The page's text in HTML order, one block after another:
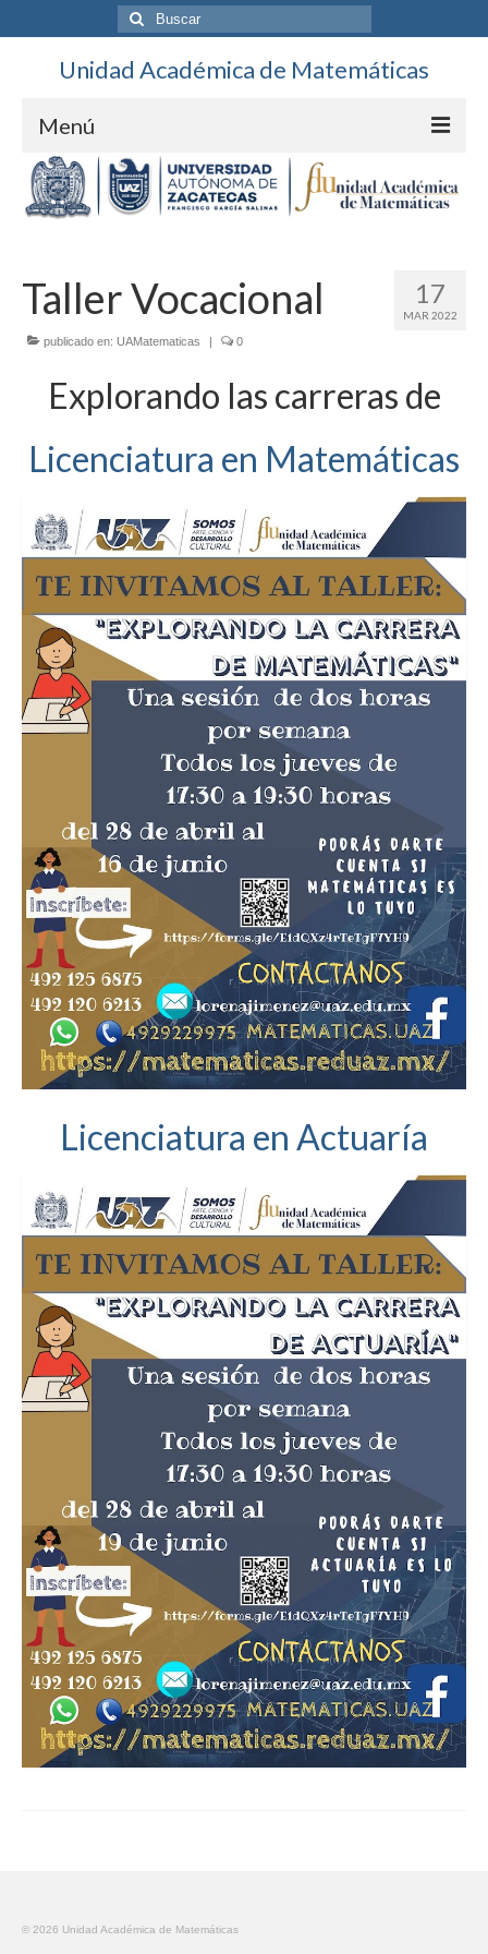
Buscar
por:
Unidad Académica de Matemáticas
Menú
Contacto
Personal
Calendario
DES Ciencias Básicas
Normatividad
Reglamentos
Informes Anuales
Planes de Desarrollo
Bolsa de Trabajo
Interno
Cursos
Licenciaturas
Maestrías
Capacitación Docente
Ayuda
17
MAR 2022
Taller Vocacional
publicado en: UAMatematicas | 0
Explorando las carreras de
Licenciatura en Matemáticas
Licenciatura en Actuaría
© 2026 Unidad Académica de Matemáticas